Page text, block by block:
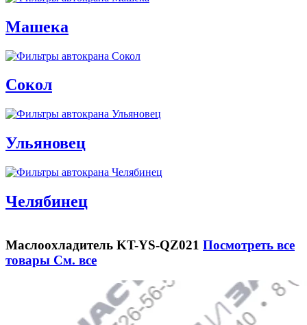
Машека
Сокол
Ульяновец
Челябинец
Маслоохладитель KT-YS-QZ021 Посмотреть все
товары См. все